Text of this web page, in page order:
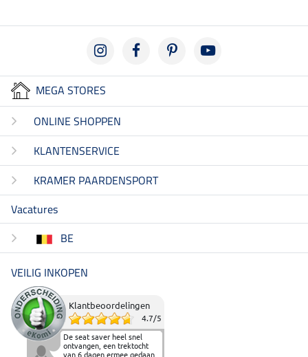
MEGA STORES
ONLINE SHOPPEN
KLANTENSERVICE
KRAMER PAARDENSPORT
Vacatures
BE
VEILIG INKOPEN
Klantbeoordelingen
4.7/5
De seat saver heel snel
ontvangen, een trektocht
van 6 dagen ermee gedaan